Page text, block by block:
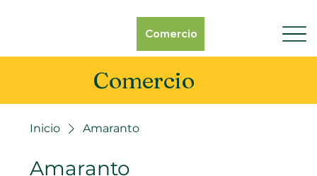
Comercio
Comercio
Inicio Amaranto
Amaranto